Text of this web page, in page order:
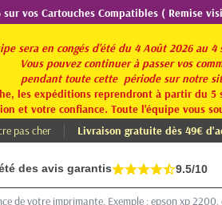
sur vos Cartouches Compatibles ( Remise
sera en congés d'été du 4 Août 2026 au 4
Vous pouvez continuer à passer vos
pendant toute cette période sur notre
les expéditions reprendront à partir du 5
et votre confiance. Toute l'équipe vous
pas cher Livraison gratuite dès 49€
des avis garantis 9.5/10